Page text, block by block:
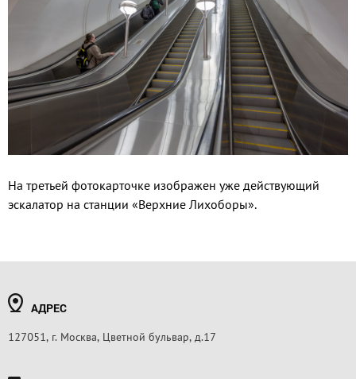
На третьей фотокарточке изображен уже действующий
эскалатор на станции «Верхние Лихоборы».
АДРЕС
127051, г. Москва, Цветной бульвар, д.17